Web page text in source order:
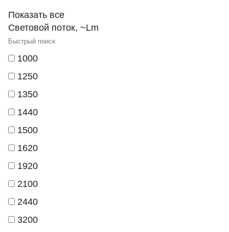
Показать все
Световой поток, ~Lm
1000
1250
1350
1440
1500
1620
1920
2100
2440
3200